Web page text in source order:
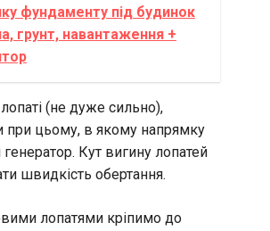
фундаменту під будинок
грунт, навантаження +
(не дуже сильно),
при цьому, в якому напрямку
генератор. Кут вигину лопатей
швидкість обертання.
лопатями кріпимо до